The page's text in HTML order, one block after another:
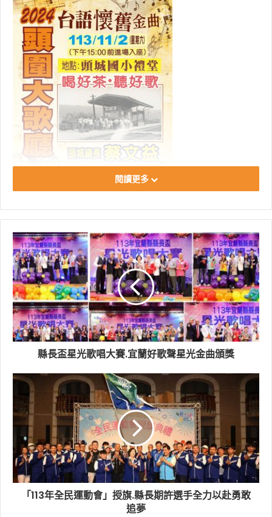
今年頭圍大歌廳，邀請了知名台語歌手以懷舊金曲及歌廳
秀營造復古氛圍，讓長輩重溫青春的美好記憶，也藉此讓
青春世代體驗阿公阿嬤年代的往日情懷。每一位前來聽歌
的民眾彷彿穿越時空共同欣賞一場溫馨感動的演唱會，一
起來聽好歌、喝好茶!
活動當天公所精心準備精美紀念品贈送與會鄉親好朋友，
在會場入口處設置時空廊道，讓民眾彷彿穿越時空回到歌
閱讀更多
縣長盃星光歌唱大賽.宜蘭好歌聲星光金曲頒獎
「113年全民運動會」授旗.縣長期許選手全力以赴勇敢
追夢